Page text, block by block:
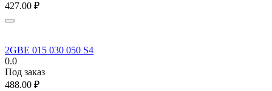
427.00 ₽
2GBE 015 030 050 S4
0.0
Под заказ
488.00 ₽